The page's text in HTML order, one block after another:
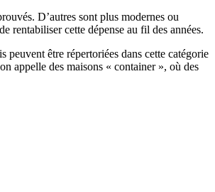
D’autres sont plus modernes ou
rentabiliser cette dépense au fil des années.
peuvent être répertoriées dans cette catégorie
appelle des maisons « container », où des